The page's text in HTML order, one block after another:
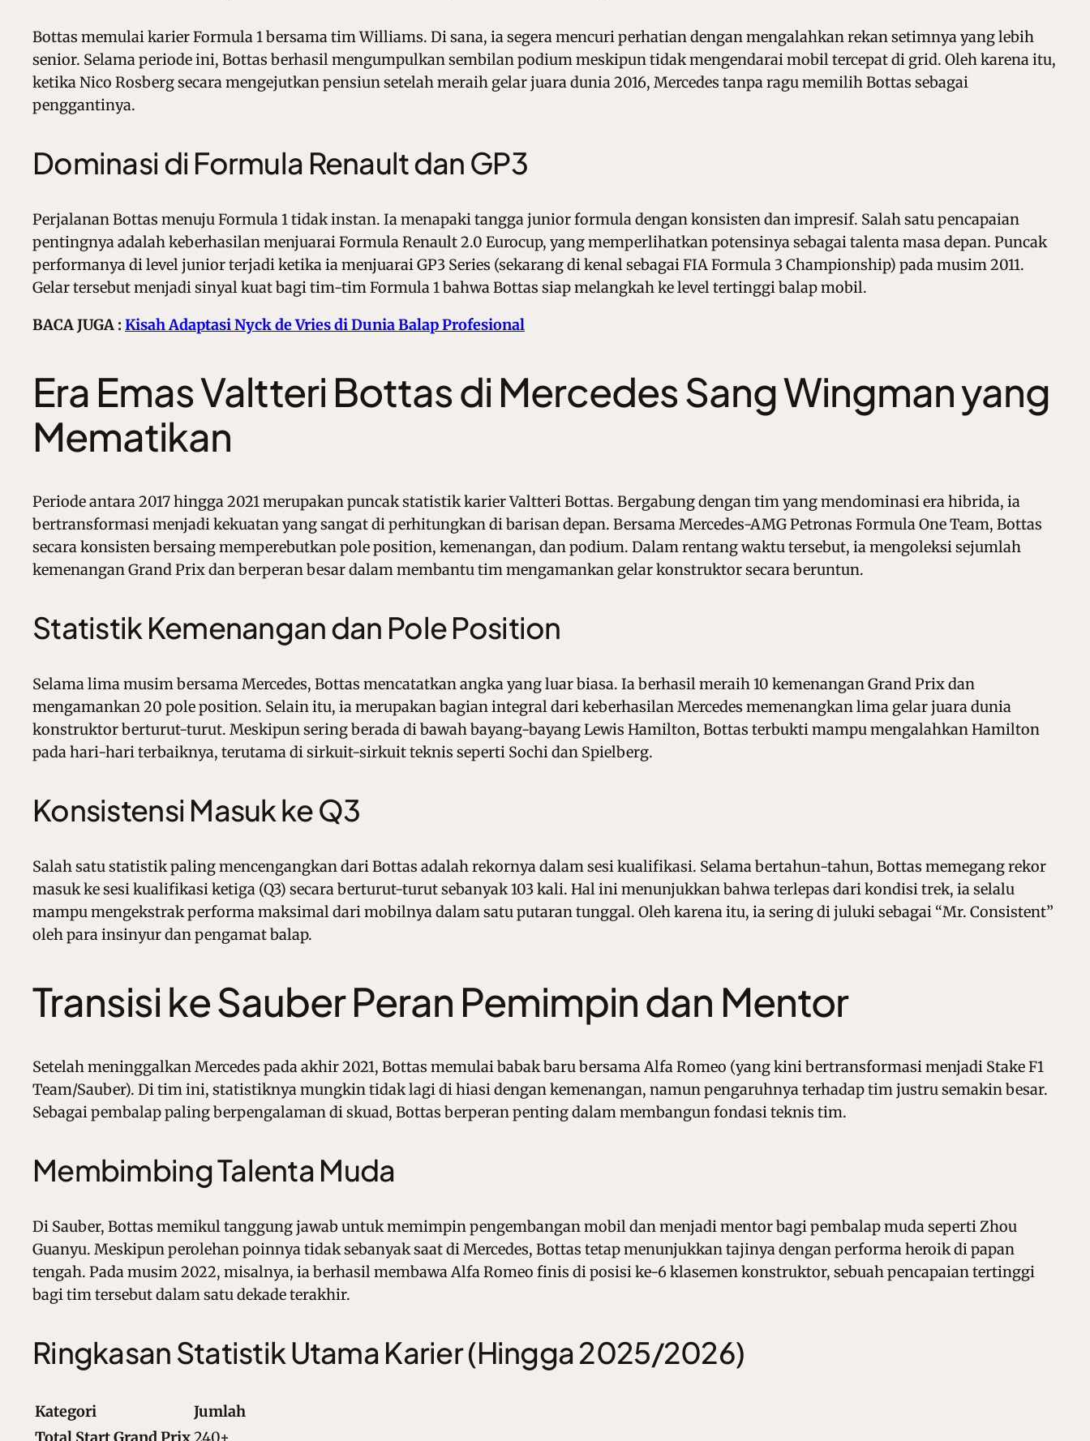
Bottas memulai karier Formula 1 bersama tim Williams. Di sana, ia segera mencuri perhatian dengan mengalahkan rekan setimnya yang lebih
senior. Selama periode ini, Bottas berhasil mengumpulkan sembilan podium meskipun tidak mengendarai mobil tercepat di grid. Oleh karena itu,
ketika Nico Rosberg secara mengejutkan pensiun setelah meraih gelar juara dunia 2016, Mercedes tanpa ragu memilih Bottas sebagai
penggantinya.
Dominasi di Formula Renault dan GP3
Perjalanan Bottas menuju Formula 1 tidak instan. Ia menapaki tangga junior formula dengan konsisten dan impresif. Salah satu pencapaian
pentingnya adalah keberhasilan menjuarai Formula Renault 2.0 Eurocup, yang memperlihatkan potensinya sebagai talenta masa depan. Puncak
performanya di level junior terjadi ketika ia menjuarai GP3 Series (sekarang di kenal sebagaiFIA Formula 3 Championship) pada musim 2011.
Gelar tersebut menjadi sinyal kuat bagi tim-tim Formula 1 bahwa Bottas siap melangkah ke level tertinggi balap mobil.
BACA JUGA : Kisah Adaptasi Nyck de Vries di Dunia Balap Profesional
Era Emas Valtteri Bottas di Mercedes Sang Wingman yang
Mematikan
Periode antara 2017 hingga 2021 merupakan puncak statistik karier Valtteri Bottas. Bergabung dengan tim yang mendominasi era hibrida, ia
bertransformasi menjadi kekuatan yang sangat di perhitungkan di barisan depan. BersamaMercedes-AMG Petronas Formula One Team, Bottas
secara konsisten bersaing memperebutkan pole position, kemenangan, dan podium. Dalam rentang waktu tersebut, ia mengoleksi sejumlah
kemenangan Grand Prix dan berperan besar dalam membantu tim mengamankan gelar konstruktor secara beruntun.
Statistik Kemenangan dan Pole Position
Selama lima musim bersama Mercedes, Bottas mencatatkan angka yang luar biasa. Ia berhasil meraih 10 kemenangan Grand Prix dan
mengamankan 20 pole position. Selain itu, ia merupakan bagian integral dari keberhasilan Mercedes memenangkan lima gelar juara dunia
konstruktor berturut-turut. Meskipun sering berada di bawah bayang-bayang Lewis Hamilton, Bottas terbukti mampu mengalahkan Hamilton
pada hari-hari terbaiknya, terutama di sirkuit-sirkuit teknis seperti Sochi dan Spielberg.
Konsistensi Masuk ke Q3
Salah satu statistik paling mencengangkan dari Bottas adalah rekornya dalam sesi kualifikasi. Selama bertahun-tahun, Bottas memegang rekor
masuk ke sesi kualifikasi ketiga (Q3) secara berturut-turut sebanyak 103 kali. Hal ini menunjukkan bahwa terlepas dari kondisi trek, ia selalu
mampu mengekstrak performa maksimal dari mobilnya dalam satu putaran tunggal. Oleh karena itu, ia sering di juluki sebagai “Mr. Consistent”
oleh para insinyur dan pengamat balap.
Transisi ke Sauber Peran Pemimpin dan Mentor
Setelah meninggalkan Mercedes pada akhir 2021, Bottas memulai babak baru bersama Alfa Romeo (yang kini bertransformasi menjadi Stake F1
Team/Sauber). Di tim ini, statistiknya mungkin tidak lagi di hiasi dengan kemenangan, namun pengaruhnya terhadap tim justru semakin besar.
Sebagai pembalap paling berpengalaman di skuad, Bottas berperan penting dalam membangun fondasi teknis tim.
Membimbing Talenta Muda
Di Sauber, Bottas memikul tanggung jawab untuk memimpin pengembangan mobil dan menjadi mentor bagi pembalap muda seperti Zhou
Guanyu. Meskipun perolehan poinnya tidak sebanyak saat di Mercedes, Bottas tetap menunjukkan tajinya dengan performa heroik di papan
tengah. Pada musim 2022, misalnya, ia berhasil membawa Alfa Romeo finis di posisi ke-6 klasemen konstruktor, sebuah pencapaian tertinggi
bagi tim tersebut dalam satu dekade terakhir.
Ringkasan Statistik Utama Karier (Hingga 2025/2026)
Kategori
Jumlah
Total Start Grand Prix240+